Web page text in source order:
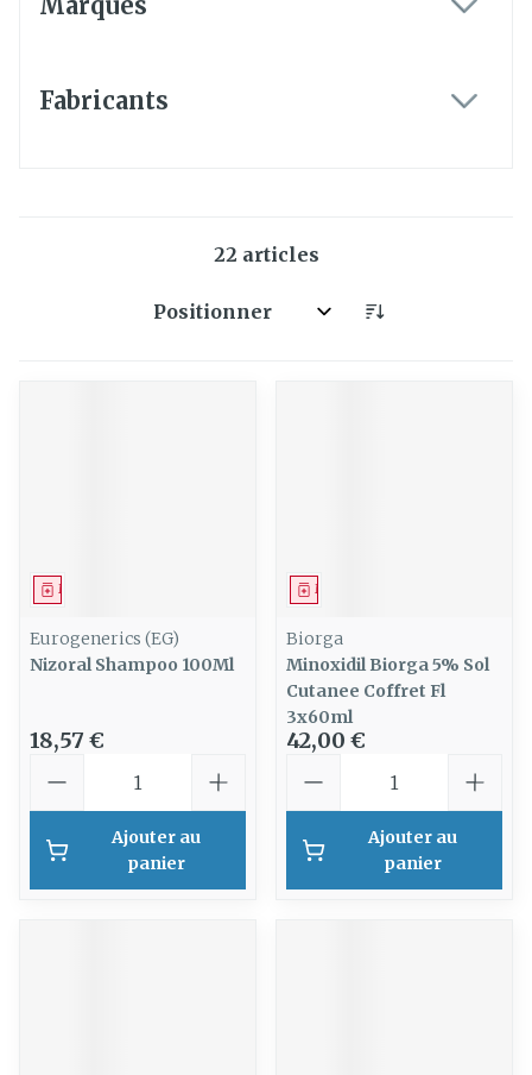
Fabricants
22 articles
Trier par:
Médicament
Eurogenerics (EG)
Nizoral Shampoo 100Ml
18,57 €
Ajouter au
panier
Médicament
Biorga
Minoxidil Biorga 5% Sol
Cutanee Coffret Fl
3x60ml
42,00 €
Ajouter au
panier